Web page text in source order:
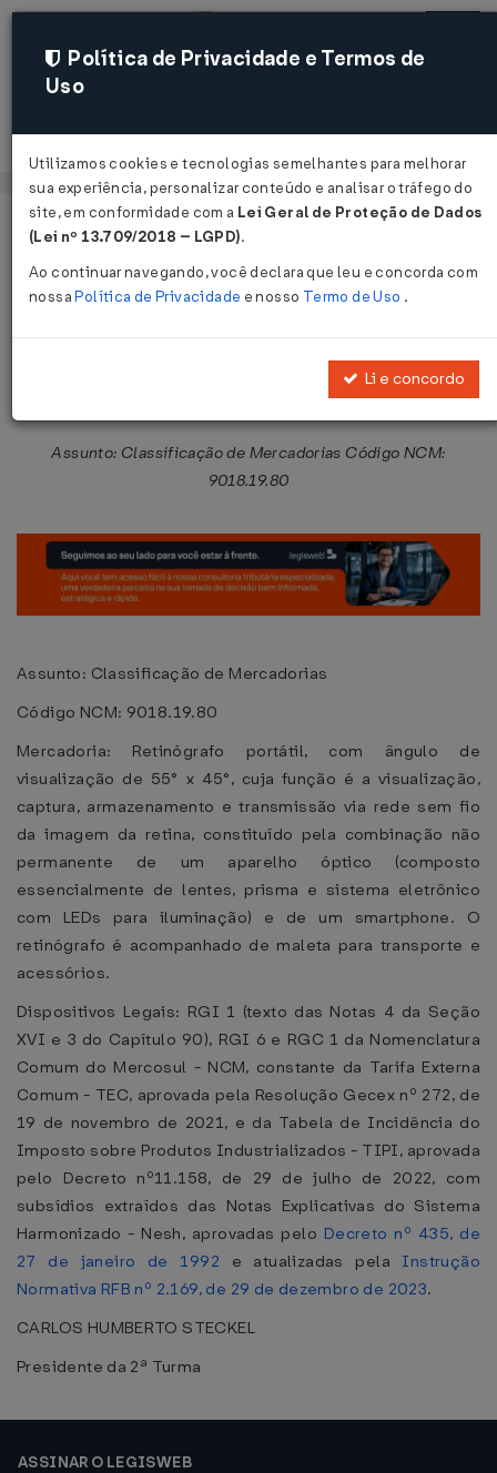
Acessar
Página Inicial Legislações
Solução de Consulta COSIT Nº
Assunto: Classificação de Mercadorias Código NCM:
9018.19.80
Assunto: Classificação de Mercadorias
Código NCM: 9018.19.80
Mercadoria: Retinógrafo portátil, com ângulo de
visualização de 55° x 45°, cuja função é a visualização,
captura, armazenamento e transmissão via rede sem fio
da imagem da retina, constituído pela combinação não
permanente de um aparelho óptico (composto
essencialmente de lentes, prisma e sistema eletrônico
com LEDs para iluminação) e de um smartphone. O
retinógrafo é acompanhado de maleta para transporte e
acessórios.
Dispositivos Legais: RGI 1 (texto das Notas 4 da Seção
XVI e 3 do Capítulo 90), RGI 6 e RGC 1 da Nomenclatura
Comum do Mercosul - NCM, constante da Tarifa Externa
Comum - TEC, aprovada pela Resolução Gecex nº 272, de
19 de novembro de 2021, e da Tabela de Incidência do
Imposto sobre Produtos Industrializados - TIPI, aprovada
pelo Decreto nº11.158, de 29 de julho de 2022, com
subsídios extraídos das Notas Explicativas do Sistema
Harmonizado - Nesh, aprovadas pelo Decreto nº 435, de
27 de janeiro de 1992 e atualizadas pela Instrução
Normativa RFB nº 2.169, de 29 de dezembro de 2023.
CARLOS HUMBERTO STECKEL
Presidente da 2ª Turma
ASSINAR O LEGISWEB
Política de Privacidade e Termos de
Uso
Utilizamos cookies e tecnologias semelhantes para melhorar
sua experiência, personalizar conteúdo e analisar o tráfego do
site, em conformidade com a Lei Geral de Proteção de Dados
(Lei nº 13.709/2018 – LGPD).
Ao continuar navegando, você declara que leu e concorda com
nossaPolítica de Privacidade e nosso Termo de Uso .
Li e concordo